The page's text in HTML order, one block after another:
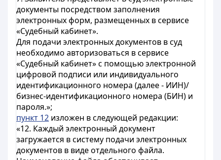
документы посредством заполнения
электронных форм, размещенных в сервисе
«Судебный кабинет».
Для подачи электронных документов в суд
необходимо авторизоваться в сервисе
«Судебный кабинет» с помощью электронной
цифровой подписи или индивидуального
идентификационного номера (далее - ИИН)/
бизнес-идентификационного номера (БИН) и
пароля.»;
пункт 12 изложен в следующей редакции:
«12. Каждый электронный документ
загружается в систему подачи электронных
документов в виде отдельного файла.